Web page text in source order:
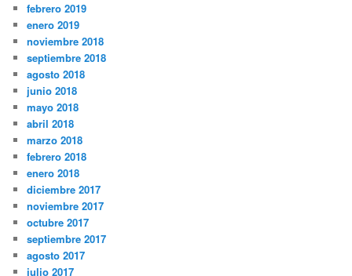
febrero 2019
enero 2019
noviembre 2018
septiembre 2018
agosto 2018
junio 2018
mayo 2018
abril 2018
marzo 2018
febrero 2018
enero 2018
diciembre 2017
noviembre 2017
octubre 2017
septiembre 2017
agosto 2017
julio 2017